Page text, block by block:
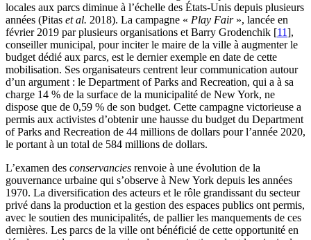
locales aux parcs diminue à l’échelle des États-Unis depuis plusieurs
années (Pitas et al. 2018). La campagne « Play Fair», lancée en
février 2019 par plusieurs organisations et Barry Grodenchik [11],
conseiller municipal, pour inciter le maire de la ville à augmenter le
budget dédié aux parcs, est le dernier exemple en date de cette
mobilisation. Ses organisateurs centrent leur communication autour
d’un argument : le Department of Parks and Recreation, qui a à sa
charge 14 % de la surface de la municipalité de New York, ne
dispose que de 0,59 % de son budget. Cette campagne victorieuse a
permis aux activistes d’obtenir une hausse du budget du Department
of Parks and Recreation de 44 millions de dollars pour l’année 2020,
le portant à un total de 584 millions de dollars.
L’examen des conservancies renvoie à une évolution de la
gouvernance urbaine qui s’observe à New York depuis les années
1970. La diversification des acteurs et le rôle grandissant du secteur
privé dans la production et la gestion des espaces publics ont permis,
avec le soutien des municipalités, de pallier les manquements de ces
dernières. Les parcs de la ville ont bénéficié de cette opportunité en